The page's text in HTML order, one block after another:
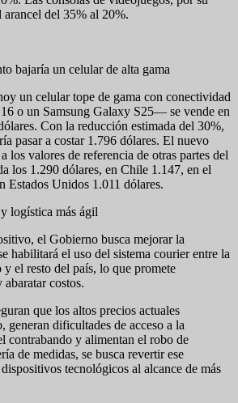
del 35% al 20%.
bajaría un celular de alta gama
un celular tope de gama con conectividad
o un Samsung Galaxy S25— se vende en
Con la reducción estimada del 30%,
pasar a costar 1.796 dólares. El nuevo
los valores de referencia de otras partes del
los 1.290 dólares, en Chile 1.147, en el
Estados Unidos 1.011 dólares.
logística más ágil
el Gobierno busca mejorar la
habilitará el uso del sistema courier entre la
el resto del país, lo que promete
costos.
que los altos precios actuales
generan dificultades de acceso a la
contrabando y alimentan el robo de
de medidas, se busca revertir ese
tecnológicos al alcance de más